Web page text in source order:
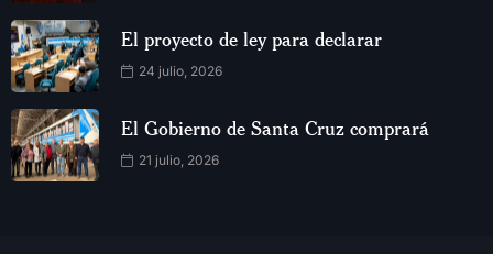
El proyecto de ley para declarar
24 julio, 2026
El Gobierno de Santa Cruz comprará
21 julio, 2026